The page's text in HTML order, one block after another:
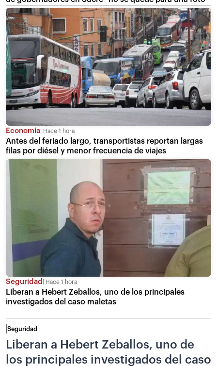
Economía Hace 1 hora
Antes del feriado largo, transportistas reportan largas
filas por diésel y menor frecuencia de viajes
Seguridad Hace 1 hora
Liberan a Hebert Zeballos, uno de los principales
investigados del caso maletas
Seguridad
Liberan a Hebert Zeballos, uno de
los principales investigados del caso